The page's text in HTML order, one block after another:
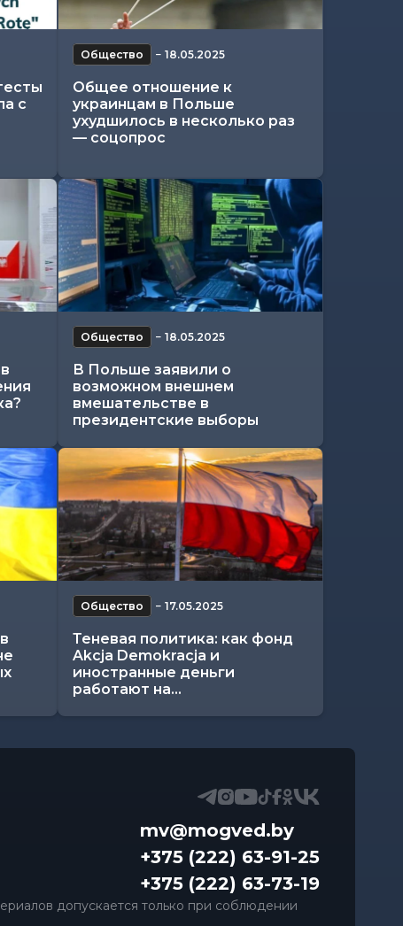
с
Общество − 18.05.2025
Общее отношение к
украинцам в Польше
ухудшилось в несколько раз
— соцопрос
Общество − 18.05.2025
В Польше заявили о
возможном внешнем
вмешательстве в
президентские выборы
Общество − 17.05.2025
Теневая политика: как фонд
Akcja Demokracja и
иностранные деньги
работают на...
mv@mogved.by
+375 (222) 63-91-25
+375 (222) 63-73-19
допускается только при соблюдении